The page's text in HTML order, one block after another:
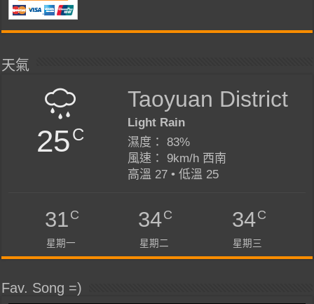
天氣
25C
Taoyuan District
Light Rain
濕度： 83%
風速： 9km/h 西南
高溫 27 • 低溫 25
31C
星期一
34C
星期二
34C
星期三
Fav. Song =)